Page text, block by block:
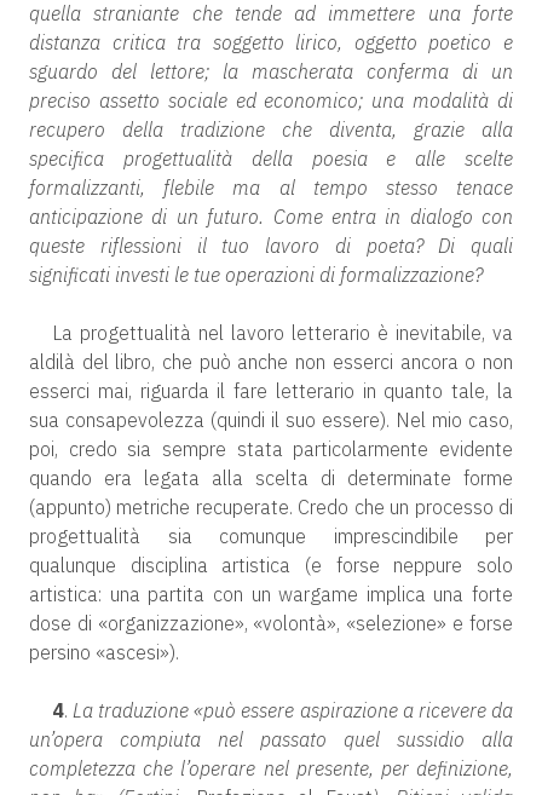
quella straniante che tende ad immettere una forte
distanza critica tra soggetto lirico, oggetto poetico e
sguardo del lettore; la mascherata conferma di un
preciso assetto sociale ed economico; una modalità di
recupero della tradizione che diventa, grazie alla
specifica progettualità della poesia e alle scelte
formalizzanti, flebile ma al tempo stesso tenace
anticipazione di un futuro. Come entra in dialogo con
queste riflessioni il tuo lavoro di poeta? Di quali
significati investi le tue operazioni di formalizzazione?
La progettualità nel lavoro letterario è inevitabile, va
aldilà del libro, che può anche non esserci ancora o non
esserci mai, riguarda il fare letterario in quanto tale, la
sua consapevolezza (quindi il suo essere). Nel mio caso,
poi, credo sia sempre stata particolarmente evidente
quando era legata alla scelta di determinate forme
(appunto) metriche recuperate. Credo che un processo di
progettualità sia comunque imprescindibile per
qualunque disciplina artistica (e forse neppure solo
artistica: una partita con un wargame implica una forte
dose di «organizzazione», «volontà», «selezione» e forse
persino «ascesi»).
4.La traduzione «può essere aspirazione a ricevere da
un’opera compiuta nel passato quel sussidio alla
completezza che l’operare nel presente, per definizione,